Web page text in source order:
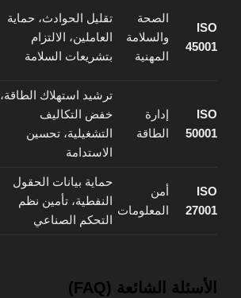
ISO
45001
الصحة
والسلامة
المهنية
تقليل الحوادث، حماية
العاملين، الالتزام
بتشريعات السلامة
ISO
50001
إدارة
الطاقة
ترشيد استهلاك الطاقة،
خفض التكاليف
التشغيلية، تحسين
الاستدامة
ISO
27001
أمن
المعلومات
حماية بيانات الحقول
النفطية، تأمين نظم
التحكم الصناعي
الأسئلة الشائعة (FAQ)